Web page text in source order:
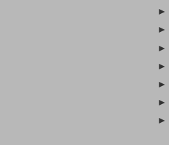
►
►
►
►
►
►
►